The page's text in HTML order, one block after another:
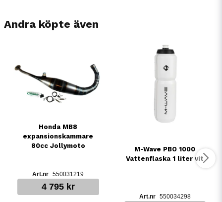
Andra köpte även
Honda MB8
expansionskammare
80cc Jollymoto
550031219
4 795 kr
M-Wave PBO 1000
Vattenflaska 1 liter vit
550034298